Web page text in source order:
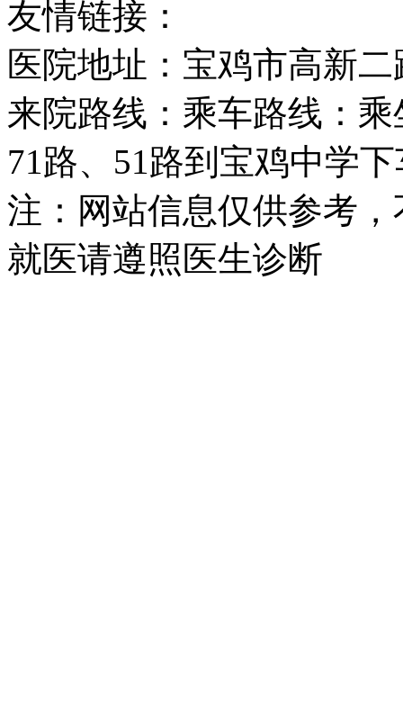
友情链接：
医院地址：宝鸡市高新二
来院路线：乘车路线：
71路、51路到宝鸡中学
注：网站信息仅供参考
就医请遵照医生诊断